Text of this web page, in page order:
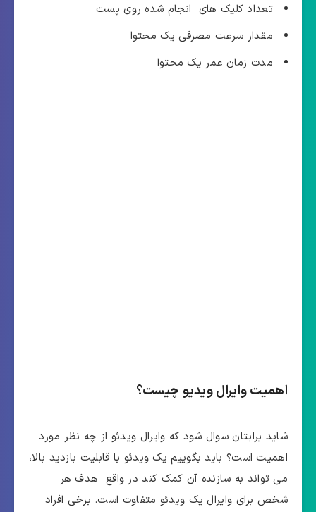
تعداد کلیک های انجام شده روی پست
مقدار سرعت مصرفی یک محتوا
مدت زمان عمر یک محتوا
اهمیت وایرال ویدیو چیست؟
شاید برایتان سوال شود که وایرال ویدئو از چه نظر مورد
اهمیت است؟ باید بگوییم یک ویدئو با قابلیت بازدید بالا،
می تواند به سازنده آن کمک کند در واقع هدف هر
شخص برای وایرال یک ویدئو متفاوت است. برخی افراد